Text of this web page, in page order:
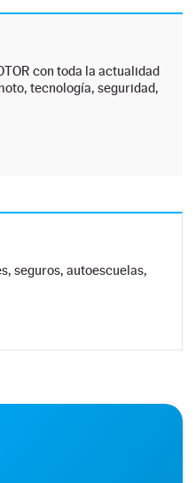
con toda la actualidad
tecnología, seguridad,
seguros, autoescuelas,